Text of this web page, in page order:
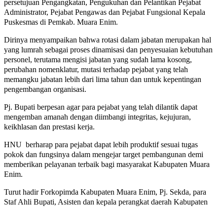
persetujuan Pengangkatan, Pengukuhan dan Pelantikan Pejabat
Administrator, Pejabat Pengawas dan Pejabat Fungsional Kepala
Puskesmas di Pemkab. Muara Enim.
Dirinya menyampaikan bahwa rotasi dalam jabatan merupakan hal
yang lumrah sebagai proses dinamisasi dan penyesuaian kebutuhan
personel, terutama mengisi jabatan yang sudah lama kosong,
perubahan nomenklatur, mutasi terhadap pejabat yang telah
memangku jabatan lebih dari lima tahun dan untuk kepentingan
pengembangan organisasi.
Pj. Bupati berpesan agar para pejabat yang telah dilantik dapat
mengemban amanah dengan diimbangi integritas, kejujuran,
keikhlasan dan prestasi kerja.
HNU berharap para pejabat dapat lebih produktif sesuai tugas
pokok dan fungsinya dalam mengejar target pembangunan demi
memberikan pelayanan terbaik bagi masyarakat Kabupaten Muara
Enim.
Turut hadir Forkopimda Kabupaten Muara Enim, Pj. Sekda, para
Staf Ahli Bupati, Asisten dan kepala perangkat daerah Kabupaten